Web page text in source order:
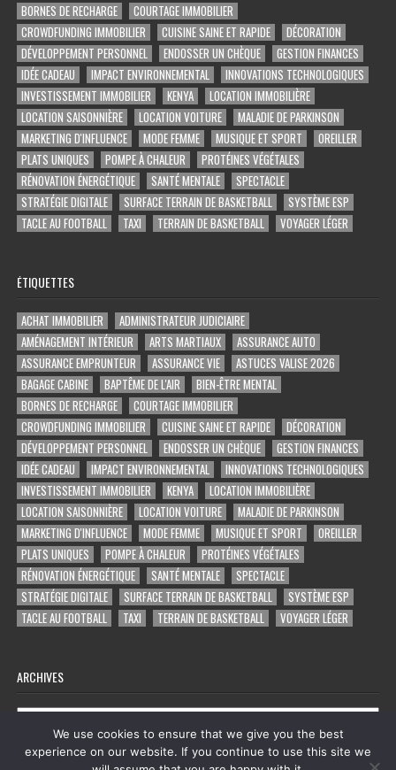
BORNES DE RECHARGE
COURTAGE IMMOBILIER
CROWDFUNDING IMMOBILIER
CUISINE SAINE ET RAPIDE
DÉCORATION
DÉVELOPPEMENT PERSONNEL
ENDOSSER UN CHÈQUE
GESTION FINANCES
IDÉE CADEAU
IMPACT ENVIRONNEMENTAL
INNOVATIONS TECHNOLOGIQUES
INVESTISSEMENT IMMOBILIER
KENYA
LOCATION IMMOBILIÈRE
LOCATION SAISONNIÈRE
LOCATION VOITURE
MALADIE DE PARKINSON
MARKETING D'INFLUENCE
MODE FEMME MUSIQUE ET SPORT
OREILLER
PLATS UNIQUES
POMPE À CHALEUR
PROTÉINES VÉGÉTALES
RÉNOVATION ÉNERGÉTIQUE
SANTÉ MENTALE
SPECTACLE
STRATÉGIE DIGITALE
SURFACE TERRAIN DE BASKETBALL
SYSTÈME ESP
TACLE AU FOOTBALL
TAXI TERRAIN DE BASKETBALL VOYAGER LÉGER
ÉTIQUETTES
ACHAT IMMOBILIER
ADMINISTRATEUR JUDICIAIRE
AMÉNAGEMENT INTÉRIEUR
ARTS MARTIAUX
ASSURANCE AUTO
ASSURANCE EMPRUNTEUR
ASSURANCE VIE
ASTUCES VALISE 2026
BAGAGE CABINE
BAPTÊME DE L'AIR
BIEN-ÊTRE MENTAL
BORNES DE RECHARGE
COURTAGE IMMOBILIER
CROWDFUNDING IMMOBILIER
CUISINE SAINE ET RAPIDE
DÉCORATION
DÉVELOPPEMENT PERSONNEL
ENDOSSER UN CHÈQUE
GESTION FINANCES
IDÉE CADEAU
IMPACT ENVIRONNEMENTAL
INNOVATIONS TECHNOLOGIQUES
INVESTISSEMENT IMMOBILIER
KENYA
LOCATION IMMOBILIÈRE
LOCATION SAISONNIÈRE
LOCATION VOITURE
MALADIE DE PARKINSON
MARKETING D'INFLUENCE
MODE FEMME MUSIQUE ET SPORT
OREILLER
PLATS UNIQUES
POMPE À CHALEUR
PROTÉINES VÉGÉTALES
RÉNOVATION ÉNERGÉTIQUE
SANTÉ MENTALE
SPECTACLE
STRATÉGIE DIGITALE
SURFACE TERRAIN DE BASKETBALL
SYSTÈME ESP
TACLE AU FOOTBALL
TAXI TERRAIN DE BASKETBALL VOYAGER LÉGER
ARCHIVES
Archives
We use cookies to ensure that we give you the best
experience on our website. If you continue to use this site we